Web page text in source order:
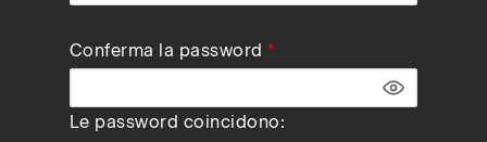
Conferma la password
Le password coincidono: